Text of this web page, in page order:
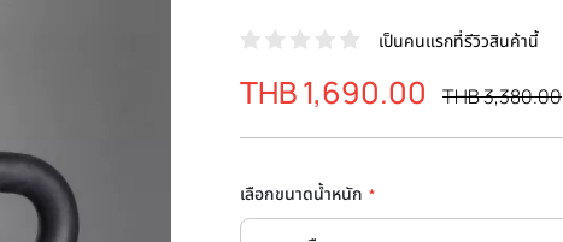
เป็นคนแรกที่รีวิวสินค้านี้
ราคา
THB 1,690.00 ราคา
ปรกติ
THB 3,380.00
เลือกขนาดน้ำหนัก